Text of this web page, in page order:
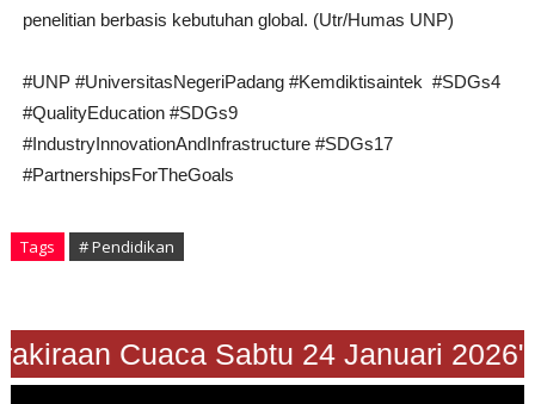
penelitian berbasis kebutuhan global. (Utr/Humas UNP)
#UNP #UniversitasNegeriPadang #Kemdiktisaintek #SDGs4
#QualityEducation #SDGs9
#IndustryInnovationAndInfrastructure #SDGs17
#PartnershipsForTheGoals
Tags # Pendidikan
Cuaca Sabtu 24 Januari